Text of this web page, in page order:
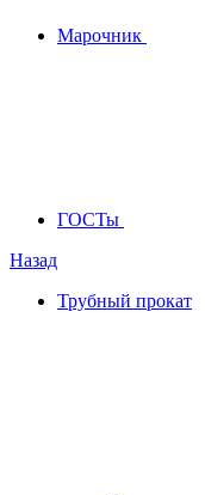
Марочник
ГОСТы
Назад
Трубный прокат